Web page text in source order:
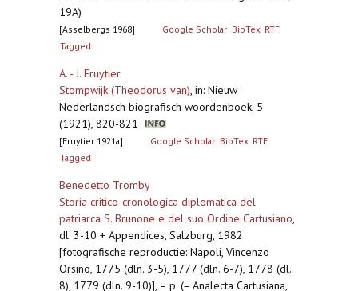
19A)
[Asselbergs 1968] Google Scholar BibTex RTF
Tagged
A. - J. Fruytier
Stompwijk (Theodorus van), in: Nieuw
Nederlandsch biografisch woordenboek, 5
(1921), 820-821
[Fruytier 1921a] Google Scholar BibTex RTF
Tagged
Benedetto Tromby
Storia critico-cronologica diplomatica del
patriarca S. Brunone e del suo Ordine Cartusiano,
dl. 3-10 + Appendices, Salzburg, 1982
[fotografische reproductie: Napoli, Vincenzo
Orsino, 1775 (dln. 3-5), 1777 (dln. 6-7), 1778 (dl.
8), 1779 (dln. 9-10)], – p. (= Analecta Cartusiana,